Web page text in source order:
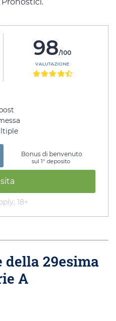
98/100
VALUTAZIONE
Bonus di benvenuto
sul 1° deposito
18+
29esima
A